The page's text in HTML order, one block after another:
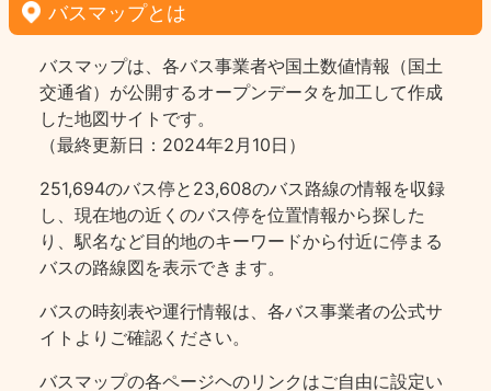
バスマップとは
バスマップは、各バス事業者や国土数値情報（国土
交通省）が公開するオープンデータを加工して作成
した地図サイトです。
（最終更新日：2024年2月10日）
251,694のバス停と23,608のバス路線の情報を収録
し、現在地の近くのバス停を位置情報から探した
り、駅名など目的地のキーワードから付近に停まる
バスの路線図を表示できます。
バスの時刻表や運行情報は、各バス事業者の公式サ
イトよりご確認ください。
バスマップの各ページヘのリンクはご自由に設定い